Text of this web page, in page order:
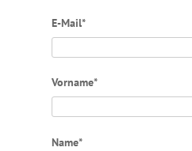
E-Mail*
Vorname*
Name*